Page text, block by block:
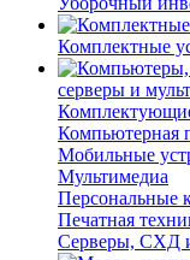
Комплектные
серверы и
Компьютерная
Мобильные
Мультимедиа
Персональные
Печатная
Серверы, СХД